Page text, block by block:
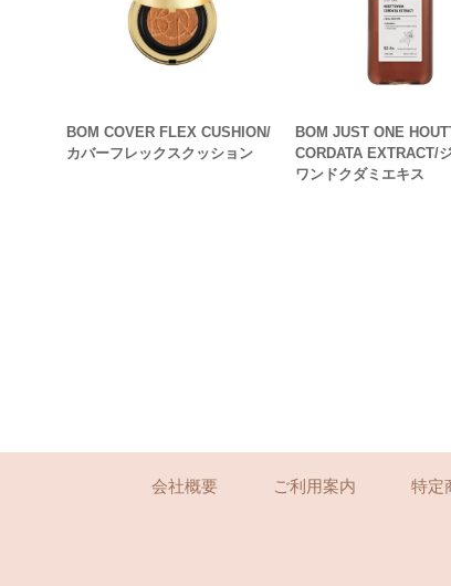
BOM COVER FLEX CUSHION/
カバーフレックスクッション
BOM JUST ONE
CORDATA EXTRACT/
ワンドクダミエキス
会社概要 ご利用案内 特定